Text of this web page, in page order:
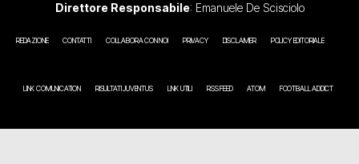
Direttore Responsabile: Emanuele De Scisciolo
REDAZIONE CONTATTI COLLABORA CON NOI PRIVACY DISCLAIMER POLICY EDITORIALE
LINK COMUNICATION RISULTATI JUVENTUS LINK UTILI RSS FEED ATOM FOOTBALL ADDICT